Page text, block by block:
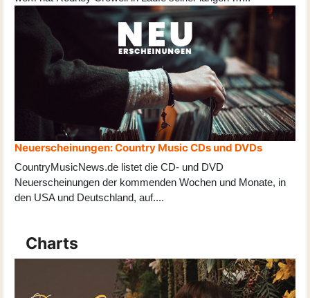
Neuerscheinungen: Country Music CDs und DVDs
CountryMusicNews.de listet die CD- und DVD
Neuerscheinungen der kommenden Wochen und Monate, in
den USA und Deutschland, auf....
Charts